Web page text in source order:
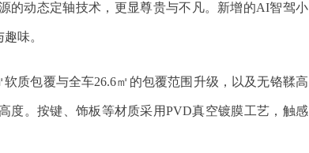
的动态定轴技术，更显尊贵与不凡。新增的AI智驾小
味。
质包覆与全车26.6㎡的包覆范围升级，以及无铬鞣高
度。按键、饰板等材质采用PVD真空镀膜工艺，触感